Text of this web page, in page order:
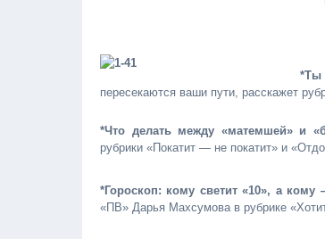
пересекаются ваши пути, расскажет
*Что делать между «матемшей» и
рубрики «Покатит — не покатит» и
*Гороскоп: кому светит «10», а
«ПВ» Дарья Махсумова в рубрике